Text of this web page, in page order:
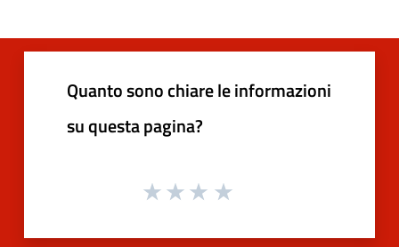
Quanto sono chiare le informazioni
su questa pagina?